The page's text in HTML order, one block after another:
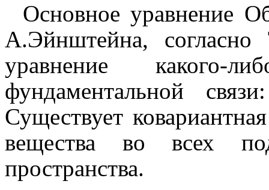
Основное уравнение
А.Эйнштейна,
уравнение
фундаментальной
Существует
вещества во всех
пространства.